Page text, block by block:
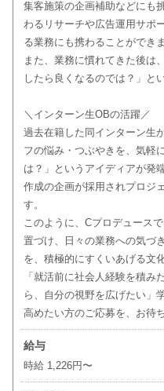
集客施策の企画補助などにも
わるリサーチや広告運用サポ
る業務にも携わることができま
また、業務に慣れてきた後は
したら良くなるのでは？」と
＼インターン生OBの活躍／
過去在籍した同インターン生
フの悩み・つぶやきを、気軽
は？」というアイディアが発
作成の企画が採用されプロジ
す。
このように、Cプロデュース
置づけ、日々の業務への気づ
を、積極的にすくいあげる文
「就活前に社会人経験を積み
ら、自分の視野を広げたい」
高めたい方のご応募を、お待
給与
時給 1,226円〜